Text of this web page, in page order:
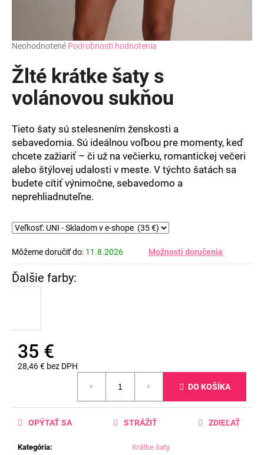
Priemerné
produktu
je
z
hviezdičiek.
Neohodnotené Podrobnosti hodnotenia
Žlté krátke šaty s
volánovou sukňou
Tieto šaty sú stelesnením ženskosti a
sebavedomia. Sú ideálnou voľbou pre momenty, keď
chcete zažiariť – či už na večierku, romantickej večeri
alebo štýlovej udalosti v meste. V týchto šatách sa
budete cítiť výnimočne, sebavedomo a
neprehliadnuteľne.
Môžeme doručiť do: 11.8.2026 Možnosti doručenia
35 €
28,46 € bez DPH
DO KOŠÍKA
Kategória:
Krátke šaty
OPÝTAŤ SA STRÁŽIŤ ZDIEĽAŤ